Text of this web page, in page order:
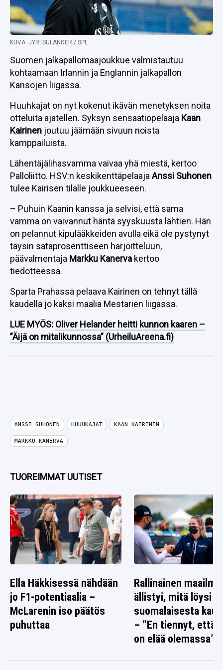
KUVA: JYRI SULANDER / SPL
Suomen jalkapallomaajoukkue valmistautuu
kohtaamaan Irlannin ja Englannin jalkapallon
Kansojen liigassa.
Huuhkajat on nyt kokenut ikävän menetyksen noita
otteluita ajatellen. Syksyn sensaatiopelaaja Kaan
Kairinen joutuu jäämään sivuun noista
kamppailuista.
Lähentäjälihasvamma vaivaa yhä miestä, kertoo
Palloliitto. HSV:n keskikenttäpelaaja Anssi Suhonen
tulee Kairisen tilalle joukkueeseen.
– Puhuin Kaanin kanssa ja selvisi, että sama
vamma on vaivannut häntä syyskuusta lähtien. Hän
on pelannut kipulääkkeiden avulla eikä ole pystynyt
täysin sataprosenttiseen harjoitteluun,
päävalmentaja Markku Kanerva kertoo
tiedotteessa.
Sparta Prahassa pelaava Kairinen on tehnyt tällä
kaudella jo kaksi maalia Mestarien liigassa.
LUE MYÖS: Oliver Helander heitti kunnon kaaren –
”Äijä on mitalikunnossa” (UrheiluAreena.fi)
ANSSI SUHONEN HUUHKAJAT KAAN KAIRINEN
MARKKU KANERVA
TUOREIMMAT UUTISET
Ella Häkkisessä nähdään
jo F1-potentiaalia –
McLarenin iso päätös
puhuttaa
Rallinainen
ällistyi, mitä löysi
suomalaisesta
– ”En tiennyt, että
on elää olemassa”